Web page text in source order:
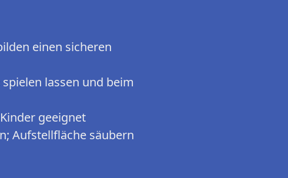
einen sicheren
lassen und beim
geeignet
Aufstellfläche säubern